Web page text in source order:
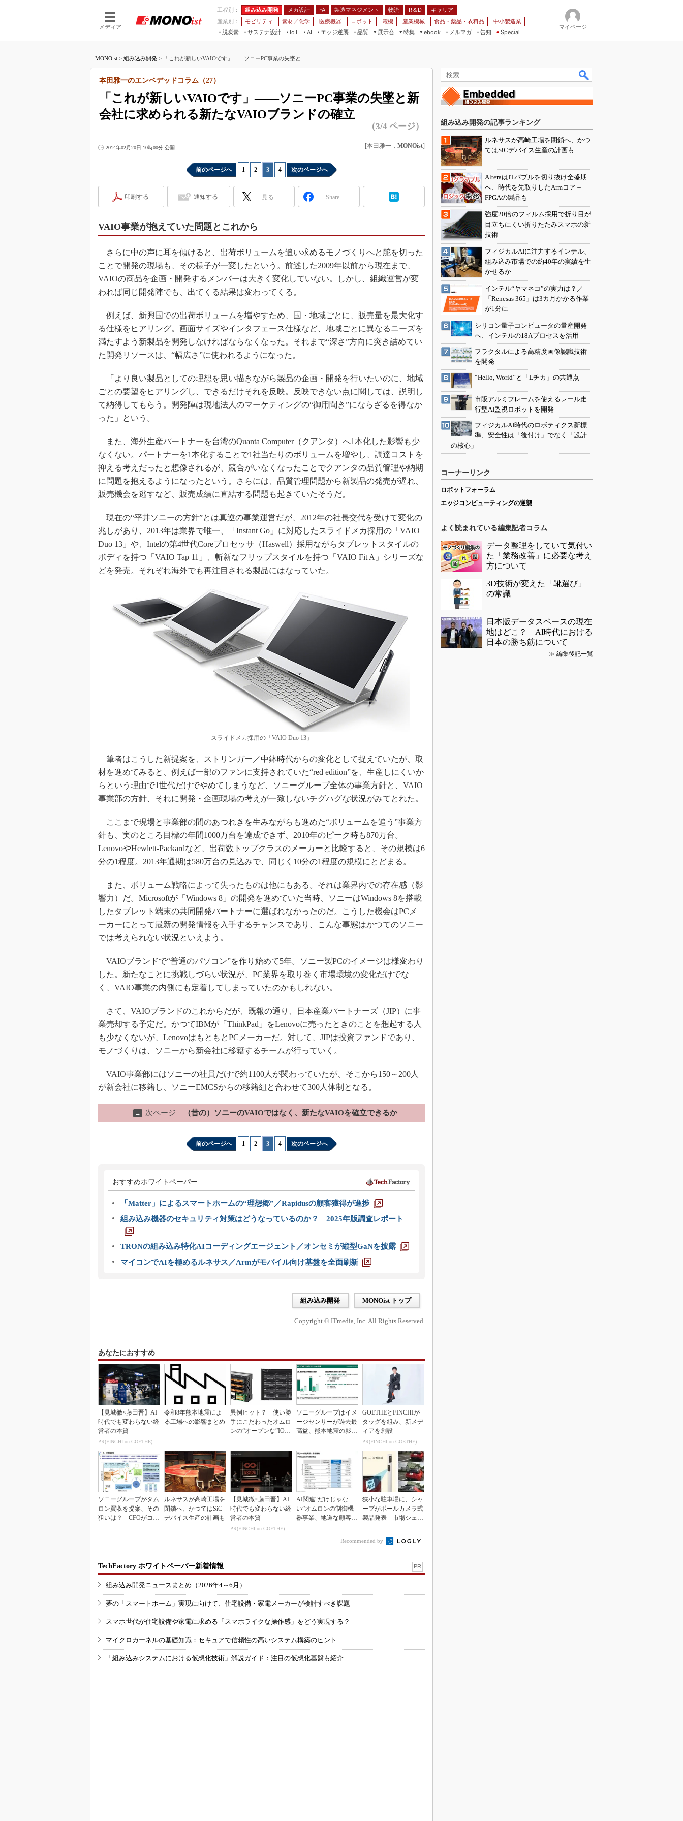
メディア
工程別： 組み込み開発 メカ設計 FA 製造マネジメント 物流 R＆D
キャリア
産業別：
モビリティ 素材／化学 医療機器 ロボット 電機 産業機械 食品・薬品・衣料品
中小製造業
脱炭素
サステナ設計
IoT
つながる工場
AI
AI×設備保全
エッジ逆襲 品質
展示会
JIMTOF
IIFES
国際ロボット展
スマート工場EXPO
日本ものづくりワールド
産業オープンネット展
特集
つながるクルマ
フィールドサービス
FPGA
Windows Embedded
ISO26262
デジタルツインとCAE
S＆OP
インダストリー4.0
メイドインジャパン
植物工場
グローバル設計・開発
制御セキュリティ
ebook
モビリティ
素材／化学
メルマガ
告知 Special
マイページ
MONOist > 組み込み開発 > 「これが新しいVAIOです」――ソニーPC事業の失墜と...
「これが新しいVAIOです」――ソニーPC事業の失墜と新
会社に求められる新たなVAIOブランドの確立
本田雅一のエンベデッドコラム（27）
（3/4 ページ）
2014年02月20日 10時00分 公開 [本田雅一， MONOist]
前のページへ 1 2 3 4 次のページへ
印刷する 通知する 見る Share
VAIO事業が抱えていた問題とこれから
さらに中の声に耳を傾けると、出荷ボリュームを追い求めるモノづくりへと舵を切った
ことで開発の現場も、その様子が一変したという。前述した2009年以前から現在まで、
VAIOの商品を企画・開発するメンバーは大きく変化していない。しかし、組織運営が変
われば同じ開発陣でも、出てくる結果は変わってくる。
例えば、新興国での出荷ボリュームを増やすため、国・地域ごとに、販売量を最大化す
る仕様をヒアリング。画面サイズやインタフェース仕様など、地域ごとに異なるニーズを
満たすよう新製品を開発しなければならなくなった。それまで“深さ”方向に突き詰めてい
た開発リソースは、“幅広さ”に使われるようになった。
「より良い製品としての理想を思い描きながら製品の企画・開発を行いたいのに、地域
ごとの要望をヒアリングし、できるだけそれを反映。反映できない点に関しては、説明し
て納得してもらう。開発陣は現地法人のマーケティングの“御用聞き”にならざるを得なか
った」という。
また、海外生産パートナーを台湾のQuanta Computer（クアンタ）へ1本化した影響も少
なくない。パートナーを1本化することで1社当たりのボリュームを増やし、調達コストを
抑える考えだったと想像されるが、競合がいなくなったことでクアンタの品質管理や納期
に問題を抱えるようになったという。さらには、品質管理問題から新製品の発売が遅れ、
販売機会を逃すなど、販売成績に直結する問題も起きていたそうだ。
現在の“平井ソニーの方針”とは真逆の事業運営だが、2012年の社長交代を受けて変化の
兆しがあり、2013年は業界で唯一、「Instant Go」に対応したスライドメカ採用の「VAIO
Duo 13」や、Intelの第4世代Coreプロセッサ（Haswell）採用ながらタブレットスタイルの
ボディを持つ「VAIO Tap 11」、斬新なフリップスタイルを持つ「VAIO Fit A」シリーズな
どを発売。それぞれ海外でも再注目される製品にはなっていた。
スライドメカ採用の「VAIO Duo 13」
筆者はこうした新提案を、ストリンガー／中鉢時代からの変化として捉えていたが、取
材を進めてみると、例えば一部のファンに支持されていた“red edition”を、生産しにくいか
らという理由で1世代だけでやめてしまうなど、ソニーグループ全体の事業方針と、VAIO
事業部の方針、それに開発・企画現場の考えが一致しないチグハグな状況がみてとれた。
ここまで現場と事業部の間のあつれきを生みながらも進めた“ボリュームを追う”事業方
針も、実のところ目標の年間1000万台を達成できず、2010年のピーク時も870万台。
LenovoやHewlett-Packardなど、出荷数トップクラスのメーカーと比較すると、その規模は6
分の1程度。2013年通期は580万台の見込みで、同じく10分の1程度の規模にとどまる。
また、ボリューム戦略によって失ったものは他にもある。それは業界内での存在感（影
響力）だ。Microsoftが「Windows 8」の開発を進めていた当時、ソニーはWindows 8を搭載
したタブレット端末の共同開発パートナーに選ばれなかったのだ。こうした機会はPCメ
ーカーにとって最新の開発情報を入手するチャンスであり、こんな事態はかつてのソニー
では考えられない状況といえよう。
VAIOブランドで“普通のパソコン”を作り始めて5年。ソニー製PCのイメージは様変わり
した。新たなことに挑戦しづらい状況が、PC業界を取り巻く市場環境の変化だけでな
く、VAIO事業の内側にも定着してしまっていたのかもしれない。
さて、VAIOブランドのこれからだが、既報の通り、日本産業パートナーズ（JIP）に事
業売却する予定だ。かつてIBMが「ThinkPad」をLenovoに売ったときのことを想起する人
も少なくないが、LenovoはもともとPCメーカーだ。対して、JIPは投資ファンドであり、
モノづくりは、ソニーから新会社に移籍するチームが行っていく。
VAIO事業部にはソニーの社員だけで約1100人が関わっていたが、そこから150～200人
が新会社に移籍し、ソニーEMCSからの移籍組と合わせて300人体制となる。
→ 次ページ （昔の）ソニーのVAIOではなく、新たなVAIOを確立できるか
前のページへ 1 2 3 4 次のページへ
おすすめホワイトペーパー
「Matter」によるスマートホームの“理想郷”／Rapidusの顧客獲得が進捗
組み込み機器のセキュリティ対策はどうなっているのか？ 2025年版調査レポート
TRONの組み込み特化AIコーディングエージェント／オンセミが縦型GaNを披露
マイコンでAIを極めるルネサス／Armがモバイル向け基盤を全面刷新
組み込み開発 MONOist トップ
Copyright © ITmedia, Inc. All Rights Reserved.
あなたにおすすめ
【見城徹×藤田晋】AI
時代でも変わらない経
営者の本質
PR(FINCHI on GOETHE)
令和8年熊本地震によ
る工場への影響まとめ
異例ヒット？ 使い勝
手にこだわったオムロ
ンの“オープンな”IO-L
ソニーグループはイメ
ージセンサーが過去最
高益、熊本地震の影響
GOETHEとFINCHIが
タッグを組み、新メデ
ィアを創設
PR(FINCHI on GOETHE)
ソニーグループがタム
ロン買収を提案、その
狙いは？ CFOがコメ
ルネサスが高崎工場を
閉鎖へ、かつてはSiC
デバイス生産の計画も
【見城徹×藤田晋】AI
時代でも変わらない経
営者の本質
PR(FINCHI on GOETHE)
AI関連“だけじゃな
い”オムロンの制御機
器事業、地道な顧客基
狭小な駐車場に、シャ
ープがポールカメラ式
製品発表 市場シェア
Recommended by
TechFactory ホワイトペーパー新着情報 PR
組み込み開発ニュースまとめ（2026年4～6月）
夢の「スマートホーム」実現に向けて、住宅設備・家電メーカーが検討すべき課題
スマホ世代が住宅設備や家電に求める「スマホライクな操作感」をどう実現する？
マイクロカーネルの基礎知識：セキュアで信頼性の高いシステム構築のヒント
「組み込みシステムにおける仮想化技術」解説ガイド：注目の仮想化基盤も紹介
組み込み開発の記事ランキング
ルネサスが高崎工場を閉鎖へ、かつ
てはSiCデバイス生産の計画も
AlteraはITバブルを切り抜け全盛期
へ、時代を先取りしたArmコア＋
FPGAの製品も
強度20倍のフィルム採用で折り目が
目立ちにくい折りたたみスマホの新
技術
フィジカルAIに注力するインテル、
組み込み市場での約40年の実績を生
かせるか
インテル“ヤマネコ”の実力は？／
「Renesas 365」は3カ月かかる作業
が1分に
シリコン量子コンピュータの量産開発
へ、インテルの18Aプロセスを活用
フラクタルによる高精度画像認識技術
を開発
“Hello, World”と「Lチカ」の共通点
市販アルミフレームを使えるレール走
行型AI監視ロボットを開発
フィジカルAI時代のロボティクス新標
準、安全性は「後付け」でなく「設計
の核心」
コーナーリンク
ロボットフォーラム
エッジコンピューティングの逆襲
よく読まれている編集記者コラム
データ整理をしていて気付い
た「業務改善」に必要な考え
方について
3D技術が変えた「靴選び」
の常識
日本版データスペースの現在
地はどこ？ AI時代における
日本の勝ち筋について
≫ 編集後記一覧